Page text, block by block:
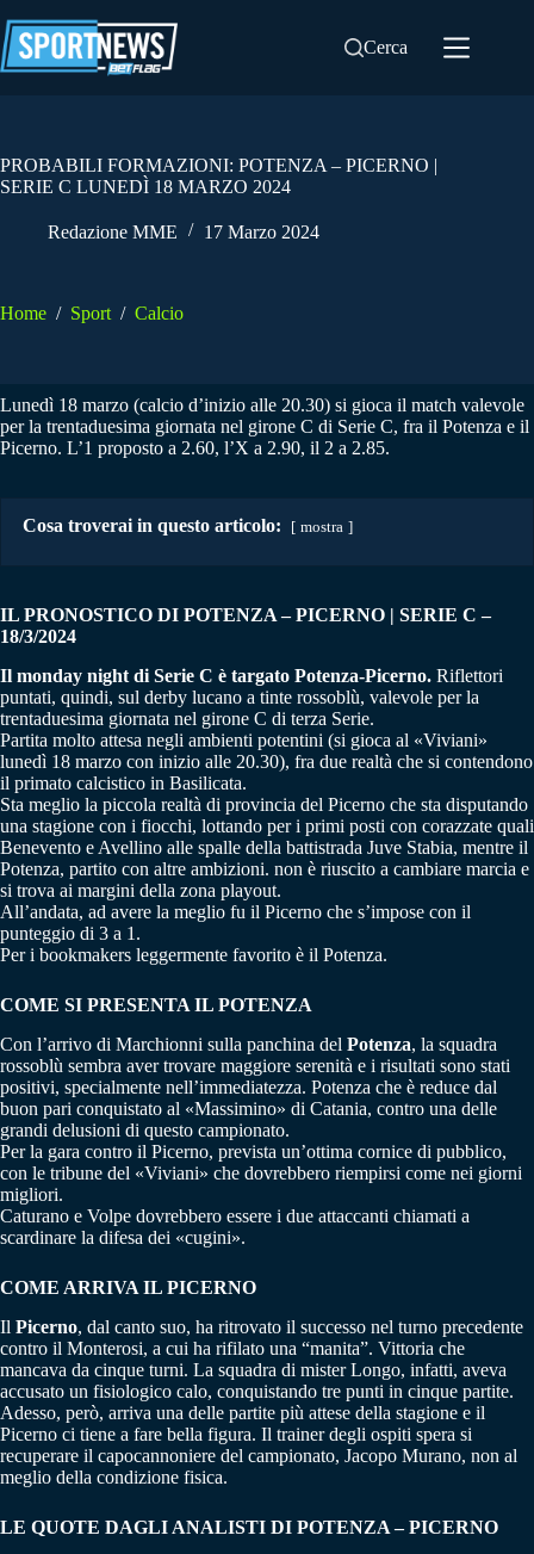
al
contenuto
Cerca
PROBABILI FORMAZIONI: POTENZA – PICERNO |
SERIE C LUNEDÌ 18 MARZO 2024
Redazione MME 17 Marzo 2024
Home / Sport / Calcio
Lunedì 18 marzo (calcio d’inizio alle 20.30) si gioca il match valevole
per la trentaduesima giornata nel girone C di Serie C, fra il Potenza e il
Picerno. L’1 proposto a 2.60, l’X a 2.90, il 2 a 2.85.
Cosa troverai in questo articolo: mostra
IL PRONOSTICO DI POTENZA – PICERNO | SERIE C –
18/3/2024
Il monday night di Serie C è targato Potenza-Picerno. Riflettori
puntati, quindi, sul derby lucano a tinte rossoblù, valevole per la
trentaduesima giornata nel girone C di terza Serie.
Partita molto attesa negli ambienti potentini (si gioca al «Viviani»
lunedì 18 marzo con inizio alle 20.30), fra due realtà che si contendono
il primato calcistico in Basilicata.
Sta meglio la piccola realtà di provincia del Picerno che sta disputando
una stagione con i fiocchi, lottando per i primi posti con corazzate quali
Benevento e Avellino alle spalle della battistrada Juve Stabia, mentre il
Potenza, partito con altre ambizioni. non è riuscito a cambiare marcia e
si trova ai margini della zona playout.
All’andata, ad avere la meglio fu il Picerno che s’impose con il
punteggio di 3 a 1.
Per i bookmakers leggermente favorito è il Potenza.
COME SI PRESENTA IL POTENZA
Con l’arrivo di Marchionni sulla panchina del Potenza, la squadra
rossoblù sembra aver trovare maggiore serenità e i risultati sono stati
positivi, specialmente nell’immediatezza. Potenza che è reduce dal
buon pari conquistato al «Massimino» di Catania, contro una delle
grandi delusioni di questo campionato.
Per la gara contro il Picerno, prevista un’ottima cornice di pubblico,
con le tribune del «Viviani» che dovrebbero riempirsi come nei giorni
migliori.
Caturano e Volpe dovrebbero essere i due attaccanti chiamati a
scardinare la difesa dei «cugini».
COME ARRIVA IL PICERNO
Il Picerno, dal canto suo, ha ritrovato il successo nel turno precedente
contro il Monterosi, a cui ha rifilato una “manita”. Vittoria che
mancava da cinque turni. La squadra di mister Longo, infatti, aveva
accusato un fisiologico calo, conquistando tre punti in cinque partite.
Adesso, però, arriva una delle partite più attese della stagione e il
Picerno ci tiene a fare bella figura. Il trainer degli ospiti spera si
recuperare il capocannoniere del campionato, Jacopo Murano, non al
meglio della condizione fisica.
LE QUOTE DAGLI ANALISTI DI POTENZA – PICERNO